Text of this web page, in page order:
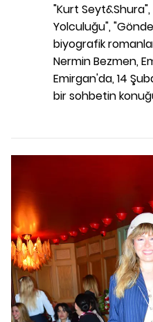
"Kurt
Yolculuğu",
biyografik
Nermin Bezmen,
Emirgan'da, 14
bir sohbetin